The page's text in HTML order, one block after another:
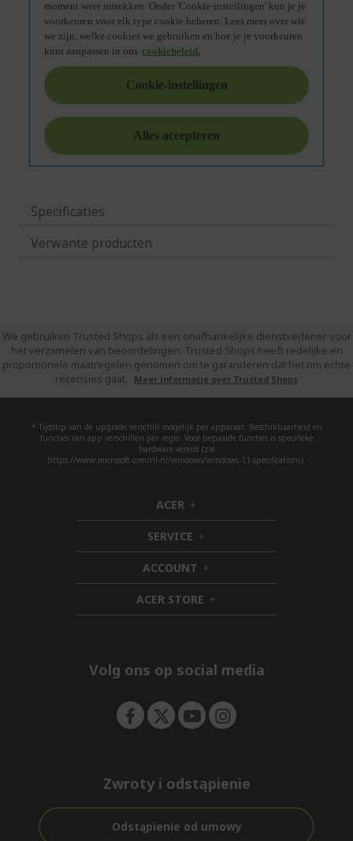
Specificaties
Verwante producten
We gebruiken Trusted Shops als een onafhankelijke dienstverlener voor
het verzamelen van beoordelingen. Trusted Shops heeft redelijke en
proportionele maatregelen genomen om te garanderen dat het om echte
recensies gaat.
Meer informatie over Trusted Shops
* Tijdstip van de upgrade verschilt mogelijk per apparaat. Beschikbaarheid en
functies van app verschillen per regio. Voor bepaalde functies is specifieke
hardware vereist (zie
https://www.microsoft.com/nl-nl/windows/windows-11-specifications).
ACER h
i
d
d
e
n
SERVICE h
i
d
d
e
n
ACCOUNT h
i
d
d
ACER STORE h
i
e
Volg ons op social media
Zwroty i odstąpienie
Odstąpienie od umowy